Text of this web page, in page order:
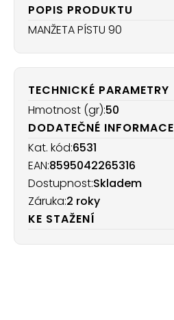
POPIS PRODUKTU
MANŽETA PÍSTU 90
TECHNICKÉ PARAMETRY
Hmotnost (gr):50
DODATEČNÉ INFORMACE
Kat. kód:6531
EAN:8595042265316
Dostupnost:Skladem
Záruka:2 roky
KE STAŽENÍ